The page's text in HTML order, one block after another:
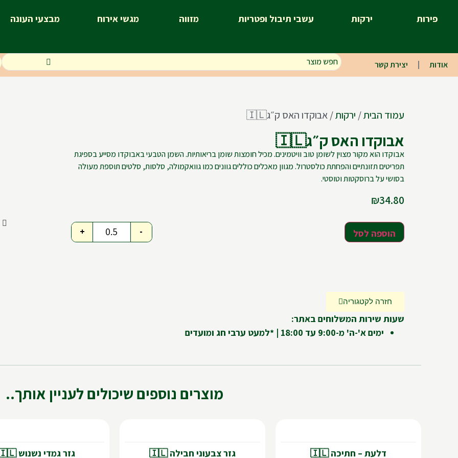
פירות ירקות עשבי תיבול ופטריות מזווה מגשי אירוח מבצעי העונה
אודות יצירת קשר
עמוד הבית/ ירקות/ אבוקדו האס ק״ג🇮🇱
אבוקדו האס ק״ג🇮🇱
אבוקדו הוא מקור מצוין לשומן טוב וויטמינים. מכיל חומצות שומן בריאותיות. השמן הטבעי באבוקדו מסייע בספיגת
תפריטים תזונתיים והפחתת כולסטרול. מגוון מאכלים כוללים גוונים כמו גוואקמולה, סלסות, סלטים תוספת מעולה
בסושי על ברוסקטות וטוסטי.
₪34.80
-
+ הוספה לסל
חזרה לקטגוריה
שעות שירות המשלוחים באתר:
ימים א'-ה' מ-9:00 עד 18:00 | *למעט ערבי חג ומועדים
מוצרים נוספים שיכולים לעניין אותך..
דלעת – חתיכה 🇮🇱
גזר צבעוני חבילה 🇮🇱
גזר גמדי נשנוש 🇮🇱